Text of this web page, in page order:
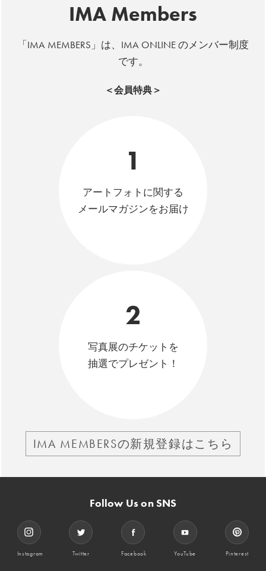
IMA Members
「IMA MEMBERS」は、IMA ONLINE のメンバー制度
です。
＜会員特典＞
1
アートフォトに関する
メールマガジンをお届け
2
写真展のチケットを
抽選でプレゼント！
IMA MEMBERSの新規登録はこちら
Follow Us on SNS
Instagram Twitter Facebook YouTube Pinterest